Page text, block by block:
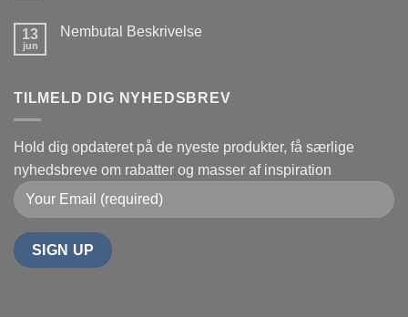
13
jun
Nembutal Beskrivelse
Beskrivelse
TILMELD DIG NYHEDSBREV
Hold dig opdateret på de nyeste produkter, få særlige
nyhedsbreve om rabatter og masser af inspiration